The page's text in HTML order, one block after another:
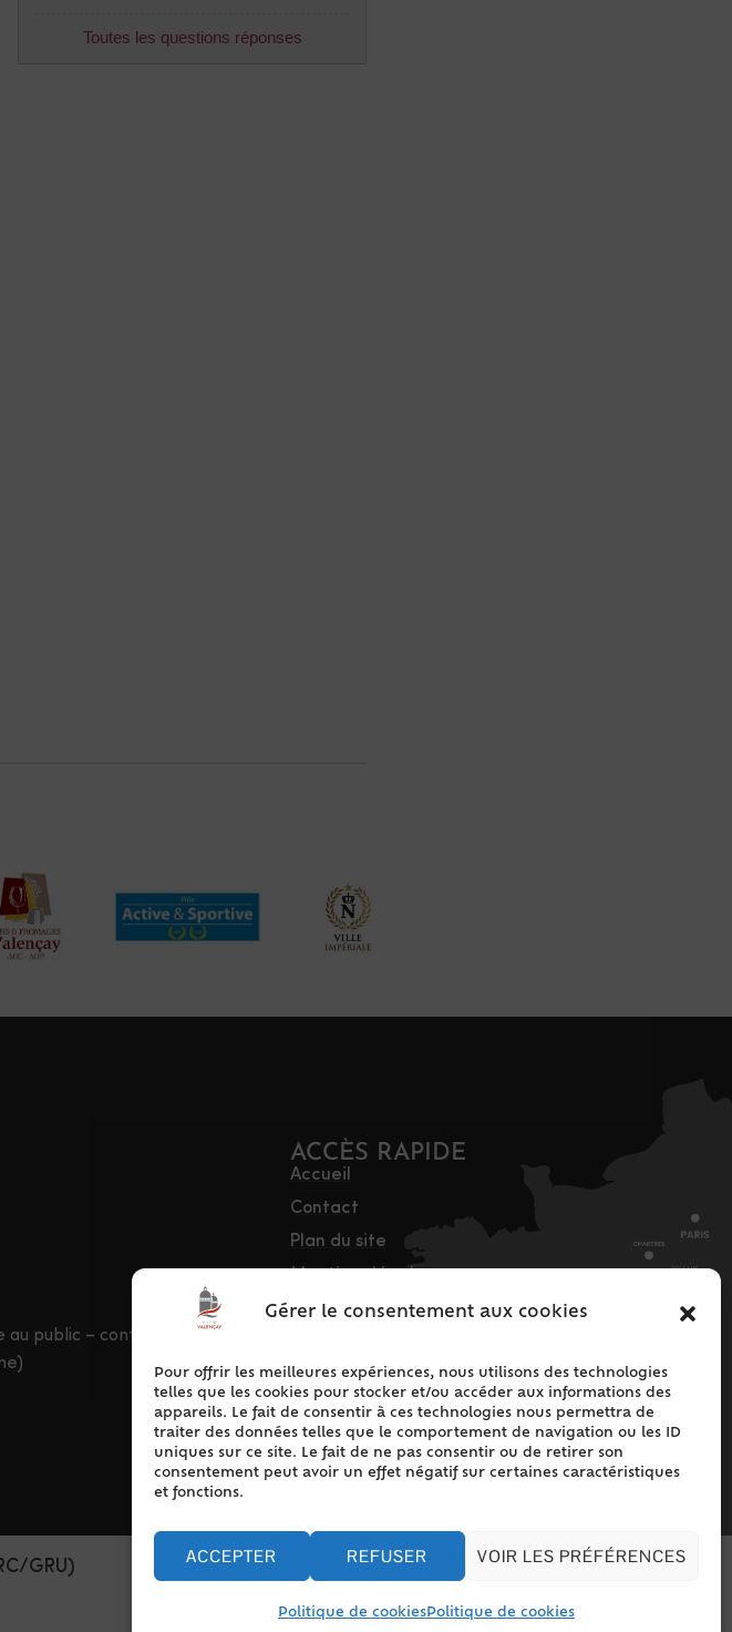
Gérer le consentement aux cookies
Pour offrir les meilleures expériences, nous utilisons des technologies
telles que les cookies pour stocker et/ou accéder aux informations des
appareils. Le fait de consentir à ces technologies nous permettra de
traiter des données telles que le comportement de navigation ou les ID
uniques sur ce site. Le fait de ne pas consentir ou de retirer son
consentement peut avoir un effet négatif sur certaines caractéristiques
et fonctions.
ACCEPTER REFUSER VOIR LES PRÉFÉRENCES
Politique de cookiesPolitique de cookies
Toutes les questions réponses
au public – contact
ACCÈS RAPIDE
Accueil
Contact
Plan du site
Mentions légales
Traitement des
Politique de cookies
(UE)
GRU)